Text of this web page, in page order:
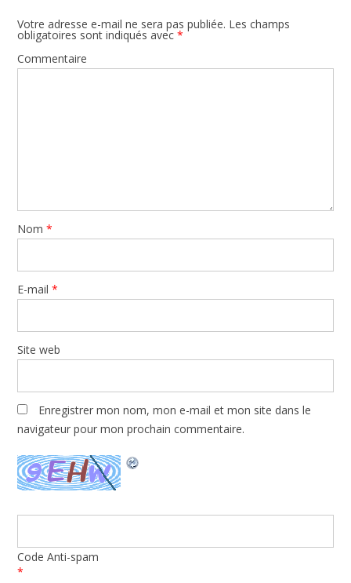
Votre adresse e-mail ne sera pas publiée. Les champs
obligatoires sont indiqués avec*
Commentaire
Nom*
E-mail*
Site web
Enregistrer mon nom, mon e-mail et mon site dans le
navigateur pour mon prochain commentaire.
Code Anti-spam
*